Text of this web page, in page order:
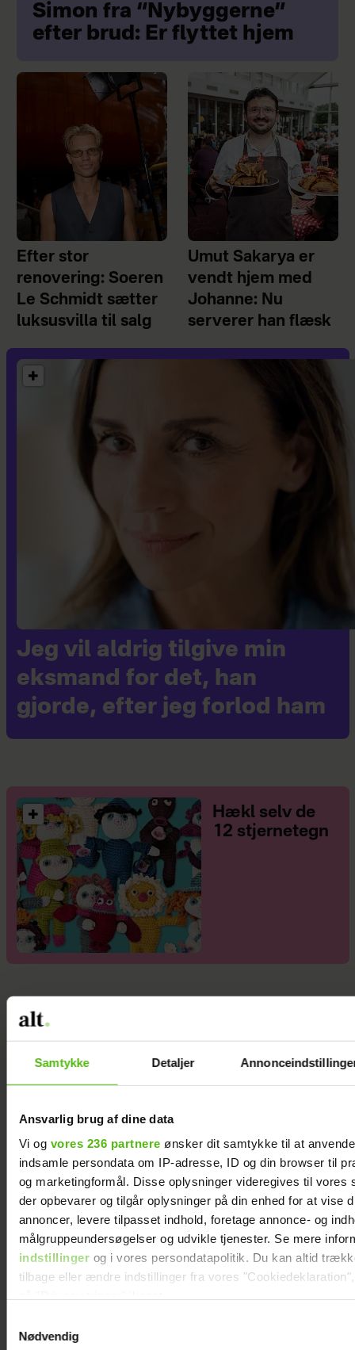
Samtykke Detaljer
Ansvarlig brug af dine data
Vi og vores 236 partnere ønsker dit samtykke til at
indsamle persondata om IP-adresse, ID og din browser til
og marketingformål. Disse oplysninger videregives til vores
der opbevarer og tilgår oplysninger på din enhed for at vise
annoncer, levere tilpasset indhold, foretage annonce- og
målgruppeundersøgelser og udvikle tjenester. Se mere
indstillingerog i vores persondatapolitik. Du kan altid
tilbage eller ændre indstillinger fra vores
Dine valg anvendes på hele websitet.
Nødvendig
Simon fra “Nybyggerne”
efter brud: Er flyttet hjem
Efter stor
renovering: Soeren
Le Schmidt sætter
luksusvilla til salg
Umut Sakarya er
vendt hjem med
Johanne: Nu
serverer han flæsk
Jeg vil aldrig tilgive min
eksmand for det, han
gjorde, efter jeg forlod ham
Hækl selv de
12 stjernetegn
Nem islagkage med jordbæris og
ingefærkiks